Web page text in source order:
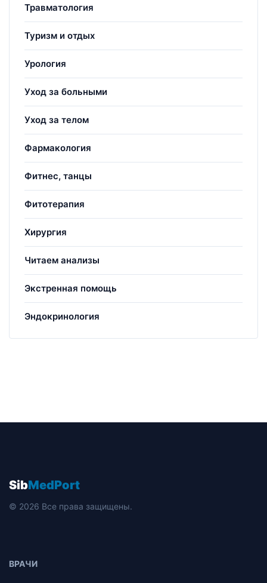
Травматология
Туризм и отдых
Урология
Уход за больными
Уход за телом
Фармакология
Фитнес, танцы
Фитотерапия
Хирургия
Читаем анализы
Экстренная помощь
Эндокринология
SibMedPort
© 2026 Все права защищены.
ВРАЧИ